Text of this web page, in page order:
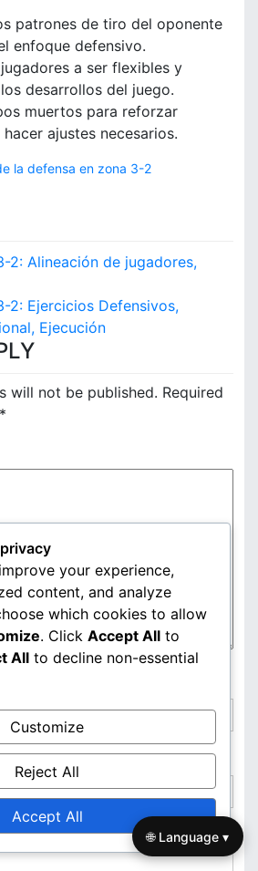
patrones de tiro del oponente
enfoque defensivo.
a ser flexibles y
desarrollos del juego.
muertos para reforzar
ajustes necesarios.
la defensa en zona 3-2
2: Alineación de jugadores,
2: Ejercicios Defensivos,
Ejecución
will not be published. Required
*
your experience,
content, and analyze
which cookies to allow
. Click Accept All to
All to decline non-essential
Customize
Reject All
Accept All
🌐 Language ▾